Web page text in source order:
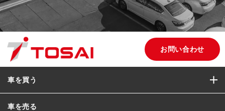
お問い合わせ
車を買う
車を売る